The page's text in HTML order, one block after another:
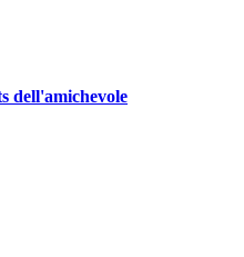
dell'amichevole